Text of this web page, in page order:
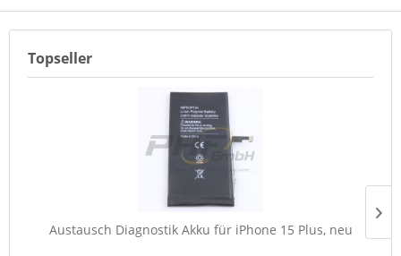
Topseller
Austausch Diagnostik Akku für iPhone 15 Plus, neu